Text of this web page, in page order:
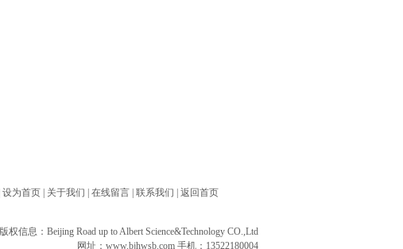
设为首页 关于我们 在线留言 联系我们 返回首页
版权信息：Beijing Road up to Albert Science&Technology CO.,Ltd
网址： www.bjhwsb.com 手机：13522180004